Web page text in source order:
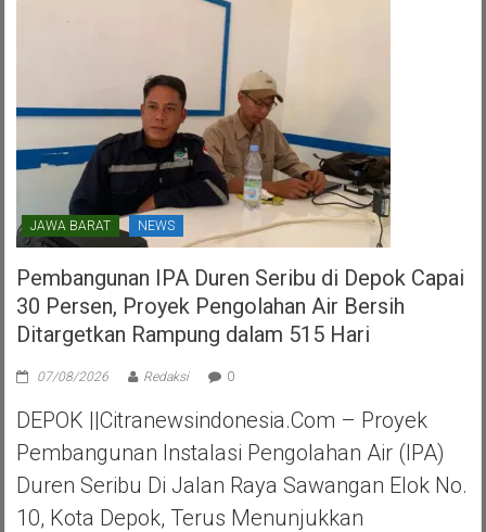
JAWA BARAT NEWS
Pembangunan IPA Duren Seribu di Depok Capai
30 Persen, Proyek Pengolahan Air Bersih
Ditargetkan Rampung dalam 515 Hari
07/08/2026 Redaksi 0
DEPOK ||Citranewsindonesia.com – Proyek
Pembangunan Instalasi Pengolahan Air (IPA)
Duren Seribu Di Jalan Raya Sawangan Elok No.
10, Kota Depok, Terus Menunjukkan